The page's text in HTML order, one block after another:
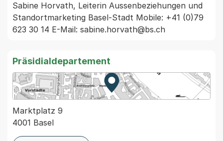
Sabine Horvath, Leiterin Aussenbeziehungen und
Standortmarketing Basel-Stadt Mobile: +41 (0)79
623 30 14 E-Mail: sabine.horvath@bs.ch
Präsidialdepartement
Zur Karte von MapBS.
Externer Link, wird in einem
Marktplatz 9
4001 Basel